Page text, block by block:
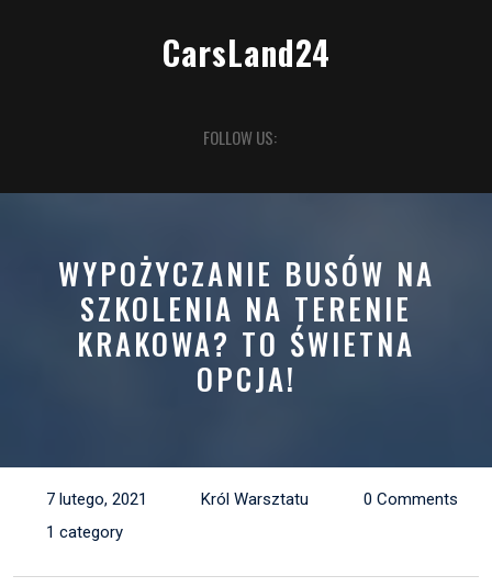
CarsLand24
Button
FOLLOW US:
WYPOŻYCZANIE BUSÓW NA
SZKOLENIA NA TERENIE
KRAKOWA? TO ŚWIETNA
OPCJA!
7 lutego, 2021 Król Warsztatu
0 Comments
1 category